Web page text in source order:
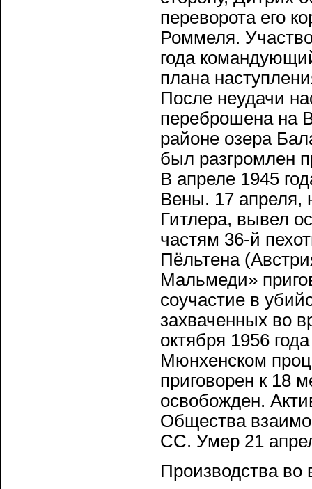
переворота его
Роммеля.
года
плана
После неудачи
переброшена на
районе озера
был разгромлен
В апреле 1945
Вены. 17 апреля,
Гитлера, вывел
частям 36-й
Пёльтена
Мальмеди»
соучастие в
захваченных во
октября 1956
Мюнхенском
приговорен к 18
освобожден.
Общества
СС. Умер 21
Производства